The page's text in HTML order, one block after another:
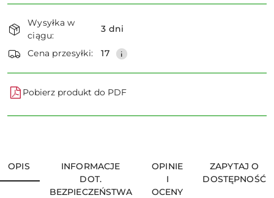
Dostępność
i
dostawa
Wysyłka w
ciągu:
3 dni
Cena przesyłki: 17
Pobierz produkt do PDF
OPIS
INFORMACJE
DOT.
BEZPIECZEŃSTWA
OPINIE
I
OCENY
ZAPYTAJ O
DOSTĘPNOŚĆ